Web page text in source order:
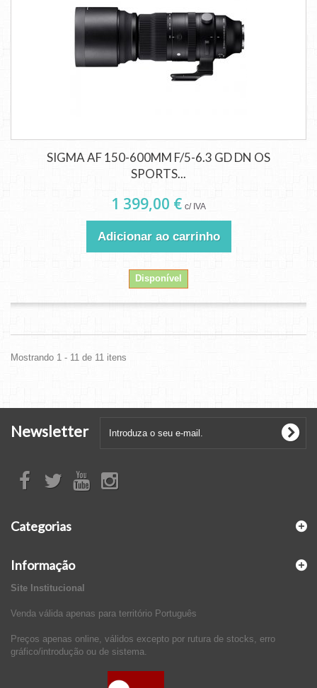
SIGMA AF 150-600MM F/5-6.3 GD DN OS
SPORTS...
1 399,00 € c/ IVA
Adicionar ao carrinho
Disponível
Mostrando 1 - 11 de 11 itens
Newsletter
Categorias
Informação
Site Institucional
Venda válida apenas para território Português
Preços apenas online, válidos excepto por rutura de stocks, erro
gráfico/introdução ou de sistema.